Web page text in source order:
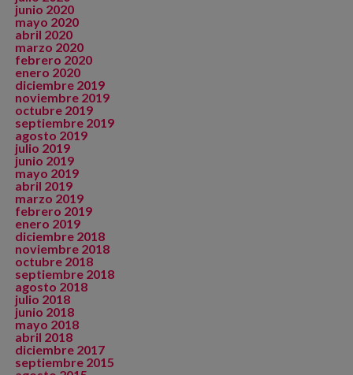
junio 2020
mayo 2020
abril 2020
marzo 2020
febrero 2020
enero 2020
diciembre 2019
noviembre 2019
octubre 2019
septiembre 2019
agosto 2019
julio 2019
junio 2019
mayo 2019
abril 2019
marzo 2019
febrero 2019
enero 2019
diciembre 2018
noviembre 2018
octubre 2018
septiembre 2018
agosto 2018
julio 2018
junio 2018
mayo 2018
abril 2018
diciembre 2017
septiembre 2015